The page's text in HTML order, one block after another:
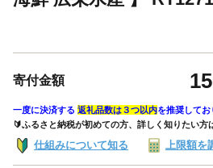
寄付金額
一度に決済する 返礼品数は３つ以内を推奨してお
🔰ふるさと納税が初めての方、詳しく知りたい方
仕組みについて知る 上限額を